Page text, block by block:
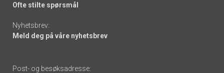
Ofte stilte spørsmål
Nyhetsbrev:
Meld deg på våre nyhetsbrev
Post- og besøksadresse: